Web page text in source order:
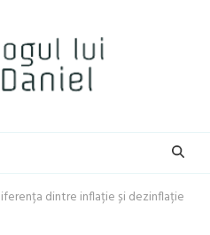
dintre inflație și dezinflație